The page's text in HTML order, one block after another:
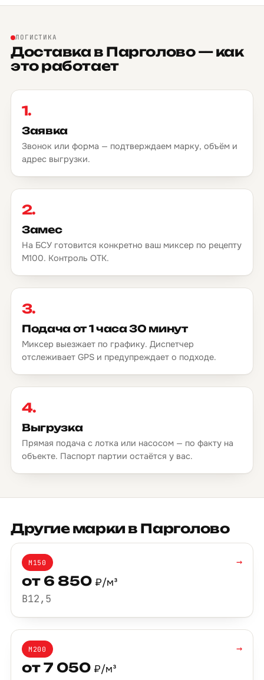
ЛОГИСТИКА
Доставка в Парголово — как
это работает
1.
Заявка
Звонок или форма — подтверждаем марку, объём и
адрес выгрузки.
2.
Замес
На БСУ готовится конкретно ваш миксер по рецепту
М100. Контроль ОТК.
3.
Подача от 1 часа 30 минут
Миксер выезжает по графику. Диспетчер
отслеживает GPS и предупреждает о подходе.
4.
Выгрузка
Прямая подача с лотка или насосом — по факту на
объекте. Паспорт партии остаётся у вас.
Другие марки в Парголово
М150
от 6 850 ₽/м³
B12,5
→
М200
от 7 050 ₽/м³
→